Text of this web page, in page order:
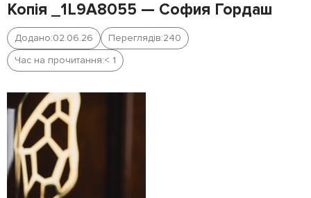
Копія _1L9A8055 — София Гордаш
Додано:02.06.26 Переглядів:240
Час на прочитання:< 1